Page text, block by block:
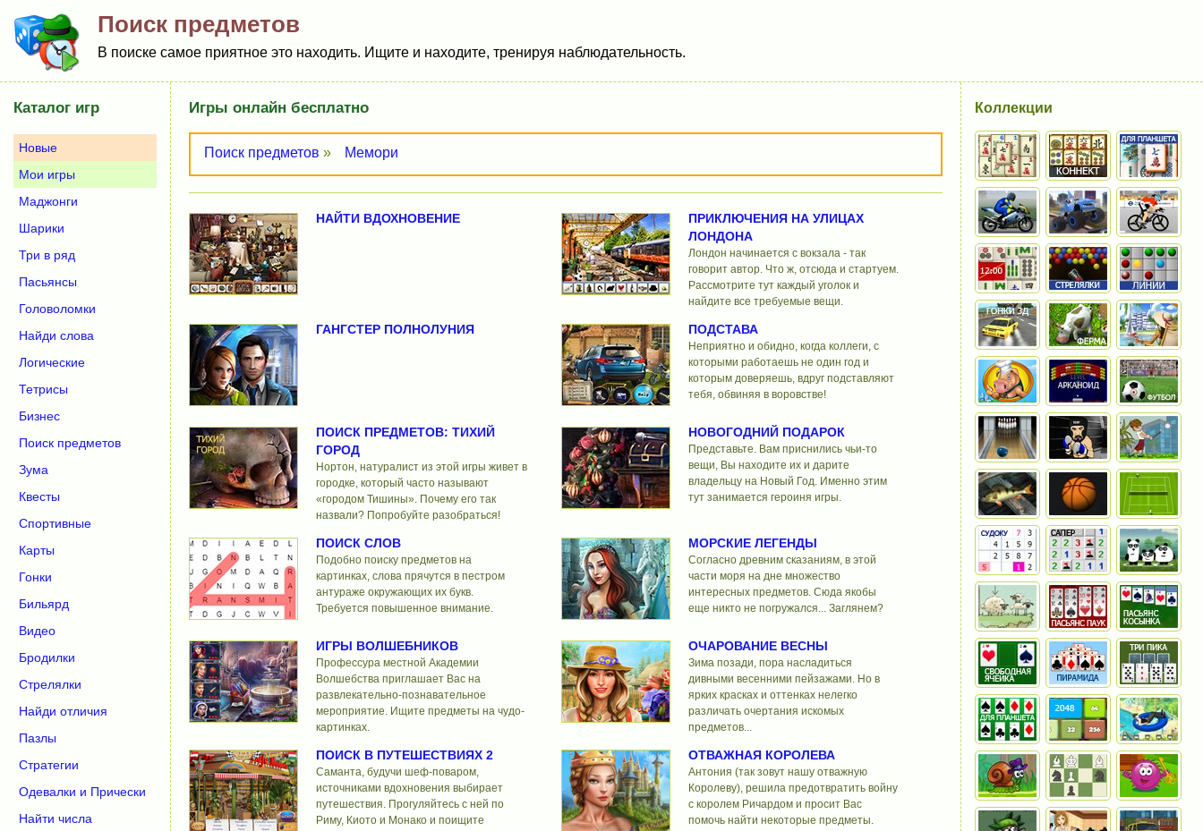
Поиск предметов
В поиске самое приятное это находить. Ищите и находите, тренируя наблюдательность.
Игры онлайн бесплатно
Поиск предметов » Мемори
НАЙТИ ВДОХНОВЕНИЕ
ПРИКЛЮЧЕНИЯ НА УЛИЦАХ
ЛОНДОНА
Лондон начинается с вокзала - так
говорит автор. Что ж, отсюда и стартуем.
Рассмотрите тут каждый уголок и
найдите все требуемые вещи.
ГАНГСТЕР ПОЛНОЛУНИЯ ПОДСТАВА
Неприятно и обидно, когда коллеги, с
которыми работаешь не один год и
которым доверяешь, вдруг подставляют
тебя, обвиняя в воровстве!
ПОИСК ПРЕДМЕТОВ: ТИХИЙ
ГОРОД
Нортон, натуралист из этой игры живет в
городке, который часто называют
«городом Тишины». Почему его так
назвали? Попробуйте разобраться!
НОВОГОДНИЙ ПОДАРОК
Представьте. Вам приснились чьи-то
вещи, Вы находите их и дарите
владельцу на Новый Год. Именно этим
тут занимается героиня игры.
ПОИСК СЛОВ
Подобно поиску предметов на
картинках, слова прячутся в пестром
антураже окружающих их букв.
Требуется повышенное внимание.
МОРСКИЕ ЛЕГЕНДЫ
Согласно древним сказаниям, в этой
части моря на дне множество
интересных предметов. Сюда якобы
еще никто не погружался... Заглянем?
ИГРЫ ВОЛШЕБНИКОВ
Профессура местной Академии
Волшебства приглашает Вас на
развлекательно-познавательное
мероприятие. Ищите предметы на чудо-
картинках.
ОЧАРОВАНИЕ ВЕСНЫ
Зима позади, пора насладиться
дивными весенними пейзажами. Но в
ярких красках и оттенках нелегко
различать очертания искомых
предметов...
ПОИСК В ПУТЕШЕСТВИЯХ 2
Саманта, будучи шеф-поваром,
источниками вдохновения выбирает
путешествия. Прогуляйтесь с ней по
Риму, Киото и Монако и поищите
ОТВАЖНАЯ КОРОЛЕВА
Антония (так зовут нашу отважную
Королеву), решила предотвратить войну
с королем Ричардом и просит Вас
помочь найти некоторые предметы.
Каталог игр
Новые
Мои игры
Маджонги
Шарики
Три в ряд
Пасьянсы
Головоломки
Найди слова
Логические
Тетрисы
Бизнес
Поиск предметов
Зума
Квесты
Спортивные
Карты
Гонки
Бильярд
Видео
Бродилки
Стрелялки
Найди отличия
Пазлы
Стратегии
Одевалки и Прически
Найти числа
Коллекции